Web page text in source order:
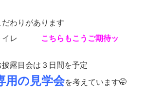
わりがあります
トイレ
こちらもこうご期待ッ
披露目会は３日間を予定
用の見学会を考えています🤭